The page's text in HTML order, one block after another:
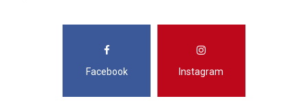
Facebook Instagram